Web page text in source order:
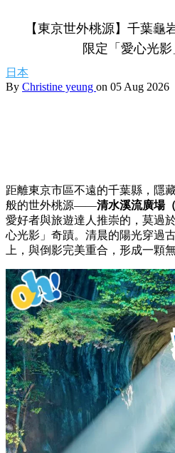
【東京世外桃源】千葉龜
限定「愛心光
日本
By Christine yeung on 05 Aug 2026
距離東京市區不遠的千葉縣，隱
般的世外桃源——清水溪流廣場
愛好者與旅遊達人推崇的，莫過
心光影」奇蹟。清晨的陽光穿過
上，與倒影完美重合，形成一顆